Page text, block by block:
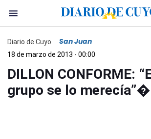
Diario de Cuyo San Juan
18 de marzo de 2013 - 00:00
DILLON CONFORME:
grupo se lo merecía”�